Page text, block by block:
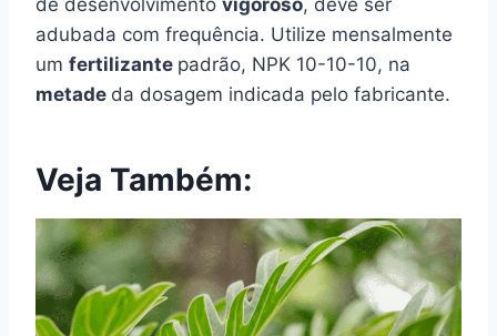
de desenvolvimento vigoroso, deve ser
adubada com frequência. Utilize mensalmente
um fertilizante padrão, NPK 10-10-10, na
metade da dosagem indicada pelo fabricante.
Veja Também: